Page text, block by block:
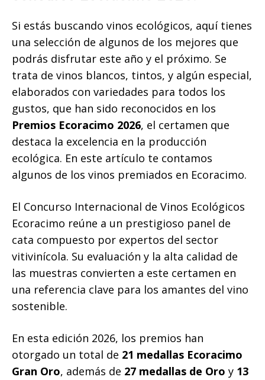
Si estás buscando vinos ecológicos, aquí tienes
una selección de algunos de los mejores que
podrás disfrutar este año y el próximo. Se
trata de vinos blancos, tintos, y algún especial,
elaborados con variedades para todos los
gustos, que han sido reconocidos en los
Premios Ecoracimo 2026, el certamen que
destaca la excelencia en la producción
ecológica. En este artículo te contamos
algunos de los vinos premiados en Ecoracimo.
El Concurso Internacional de Vinos Ecológicos
Ecoracimo reúne a un prestigioso panel de
cata compuesto por expertos del sector
vitivinícola. Su evaluación y la alta calidad de
las muestras convierten a este certamen en
una referencia clave para los amantes del vino
sostenible.
En esta edición 2026, los premios han
otorgado un total de 21 medallas Ecoracimo
Gran Oro, además de 27 medallas de Oro y 13